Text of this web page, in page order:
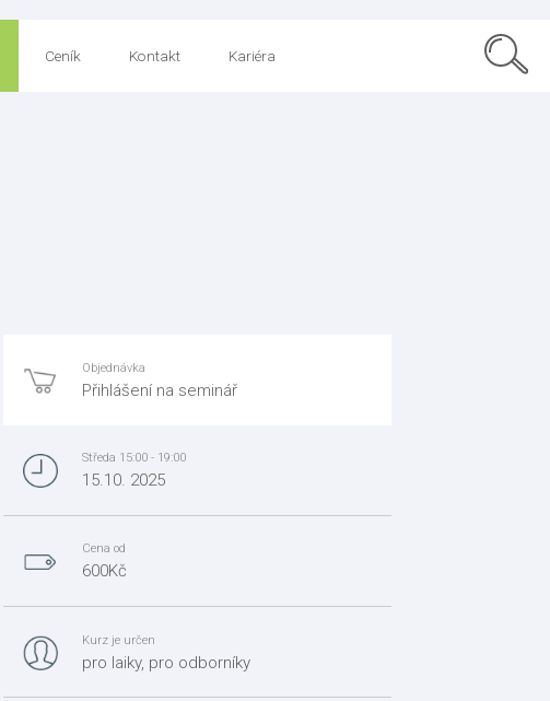
Ceník Kontakt Kariéra
Objednávka
Přihlášení na seminář
Středa 15:00 - 19:00
15.10. 2025
Cena od
600Kč
Kurz je určen
pro laiky, pro odborníky